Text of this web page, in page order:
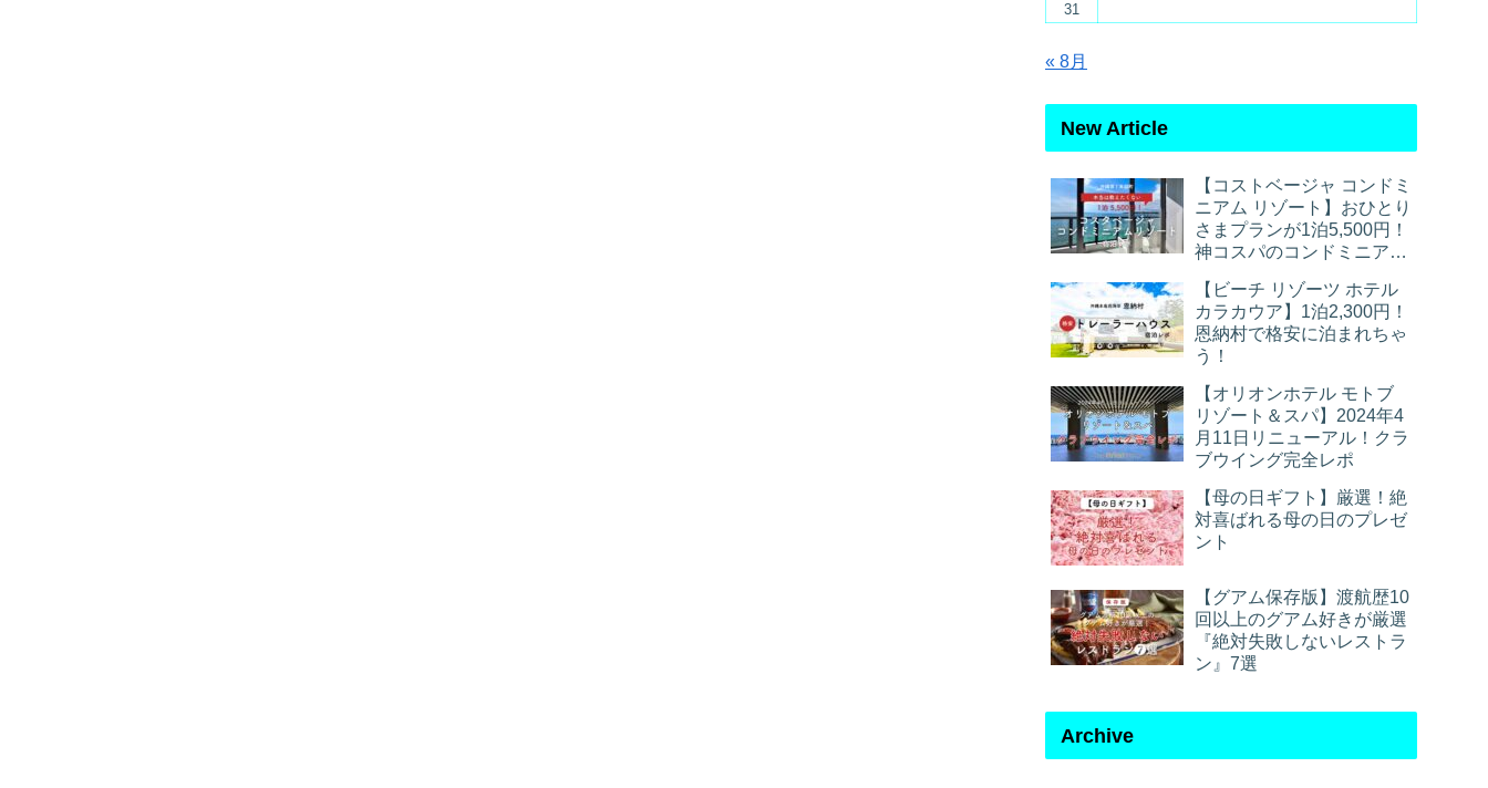
31
« 8月
New Article
【コストベージャ コンドミ
ニアム リゾート】おひとり
さまプランが1泊5,500円！
神コスパのコンドミニアム
【ビーチ リゾーツ ホテル
カラカウア】1泊2,300円！
恩納村で格安に泊まれちゃ
う！
【オリオンホテル モトブ
リゾート＆スパ】2024年4
月11日リニューアル！クラ
ブウイング完全レポ
【母の日ギフト】厳選！絶
対喜ばれる母の日のプレゼ
ント
【グアム保存版】渡航歴10
回以上のグアム好きが厳選
『絶対失敗しないレストラ
ン』7選
Archive